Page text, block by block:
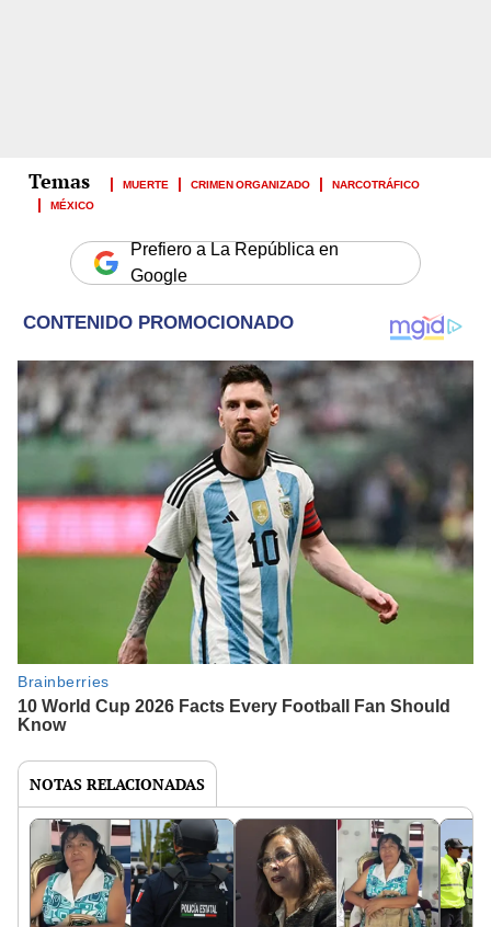
MUERTE CRIMEN ORGANIZADO
NARCOTRÁFICO
MÉXICO
Prefiero a La República en
Google
NOTAS RELACIONADAS